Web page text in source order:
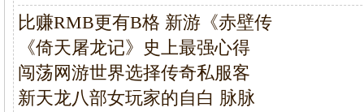
比赚RMB更有B格 新游《赤壁传
《倚天屠龙记》史上最强心得
闯荡网游世界选择传奇私服客
新天龙八部女玩家的自白 脉脉